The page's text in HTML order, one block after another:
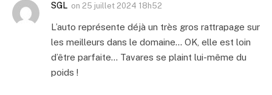
SGL on 25 juillet 2024 18h52
L’auto représente déjà un très gros rattrapage sur
les meilleurs dans le domaine… OK, elle est loin
d’être parfaite… Tavares se plaint lui-même du
poids !